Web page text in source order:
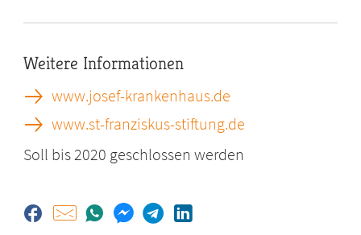
Weitere Informationen
www.josef-krankenhaus.de
www.st-franziskus-stiftung.de
Soll bis 2020 geschlossen werden